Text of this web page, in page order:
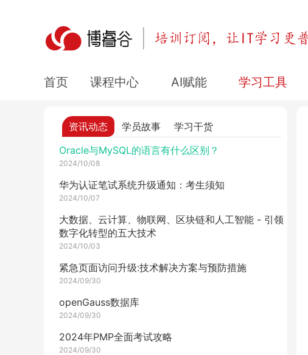
首页 课程中心 AI赋能 学习工具
资讯动态 学员故事 学习干货
2024/10/09
华为HCIA安全认证的毕业生就业率怎么样？
PMP考试安排：2024年最后的备考机会
大专生拥有HCIE证书年薪可以达到多少？
2024/10/08
Oracle与MySQL的语言有什么区别？
2024/10/08
华为认证笔试系统升级通知：考生须知
2024/10/07
大数据、云计算、物联网、区块链和人工智能 - 引领
数字化转型的五大技术
2024/10/03
紧急页面访问升级:技术解决方案与预防措施
2024/09/30
openGauss数据库
2024/09/30
2024年PMP全面考试攻略
2024/09/30